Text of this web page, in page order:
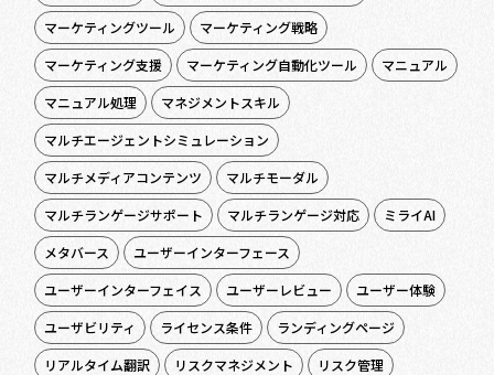
マーケティングツール
マーケティング戦略
マーケティング支援
マーケティング自動化ツール
マニュアル
マニュアル処理
マネジメントスキル
マルチエージェントシミュレーション
マルチメディアコンテンツ
マルチモーダル
マルチランゲージサポート
マルチランゲージ対応
ミライAI
メタバース
ユーザーインターフェース
ユーザーインターフェイス
ユーザーレビュー
ユーザー体験
ユーザビリティ
ライセンス条件
ランディングページ
リアルタイム翻訳
リスクマネジメント
リスク管理